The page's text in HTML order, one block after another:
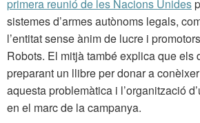
primera reunió de les Nacions Unides
sistemes d’armes autònoms legals,
l’entitat sense ànim de lucre i
Robots. El mitjà també explica que els
preparant un llibre per donar a
aquesta problemàtica i l’organització
en el marc de la campanya.